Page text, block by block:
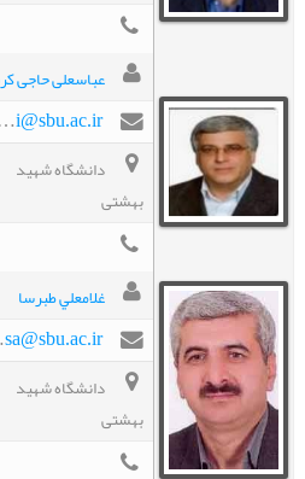
عباسعلی حاجی کریمی
A-Hajikarimi@sbu.ac.ir
دانشگاه شهید
بهشتی
غلامعلي طبرسا
g_tabarsa@sbu.ac.ir
دانشگاه شهید
بهشتی